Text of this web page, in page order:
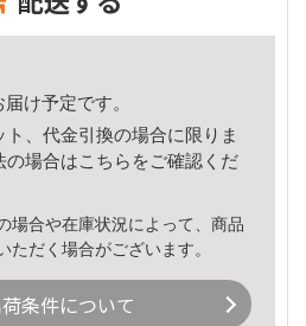
け予定です。
、代金引換の場合に限りま
の場合はこちら をご確認くだ
場合や在庫状況によって、商品
ただく場合がございます。
条件について